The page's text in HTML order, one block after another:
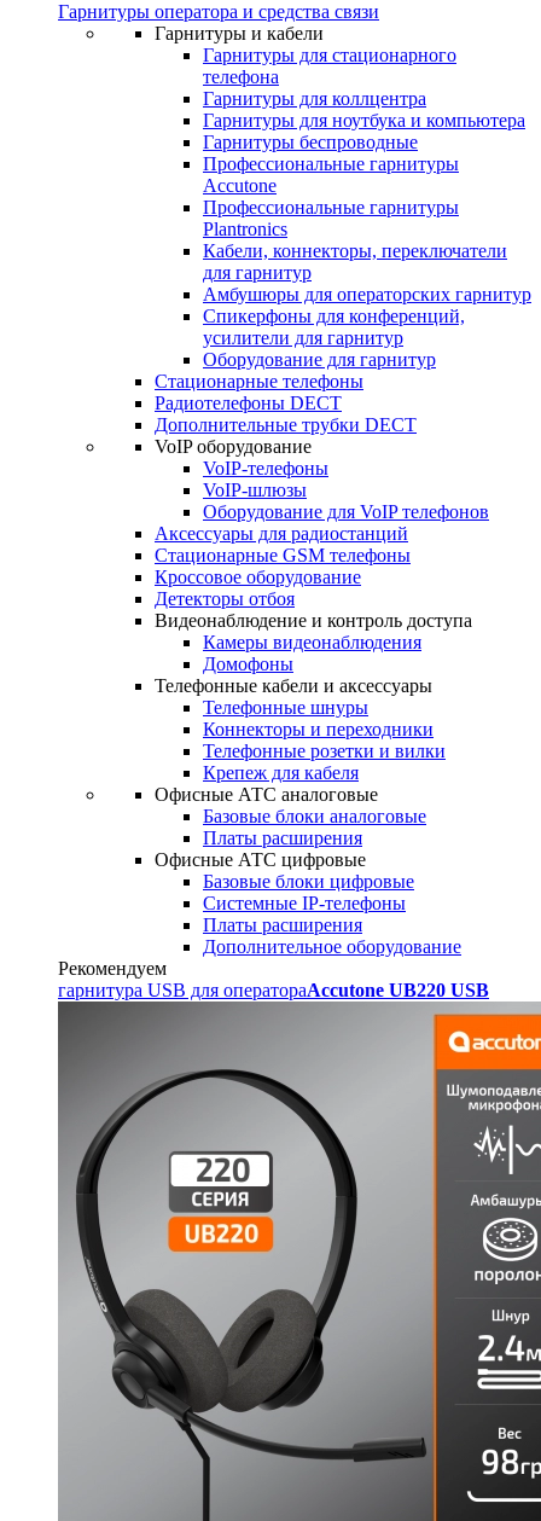
Гарнитуры оператора и средства связи
Гарнитуры и кабели
Гарнитуры для стационарного
телефона
Гарнитуры для коллцентра
Гарнитуры для ноутбука и компьютера
Гарнитуры беспроводные
Профессиональные гарнитуры
Accutone
Профессиональные гарнитуры
Plantronics
Кабели, коннекторы, переключатели
для гарнитур
Амбушюры для операторских гарнитур
Cпикерфоны для конференций,
усилители для гарнитур
Оборудование для гарнитур
Стационарные телефоны
Радиотелефоны DECT
Дополнительные трубки DECT
VoIP оборудование
VoIP-телефоны
VoIP-шлюзы
Оборудование для VoIP телефонов
Аксессуары для радиостанций
Стационарные GSM телефоны
Кроссовое оборудование
Детекторы отбоя
Видеонаблюдение и контроль доступа
Камеры видеонаблюдения
Домофоны
Телефонные кабели и аксессуары
Телефонные шнуры
Коннекторы и переходники
Телефонные розетки и вилки
Крепеж для кабеля
Офисные АТС аналоговые
Базовые блоки аналоговые
Платы расширения
Офисные АТС цифровые
Базовые блоки цифровые
Системные IP-телефоны
Платы расширения
Дополнительное оборудование
Рекомендуем
гарнитура USB для оператораAccutone UB220 USB